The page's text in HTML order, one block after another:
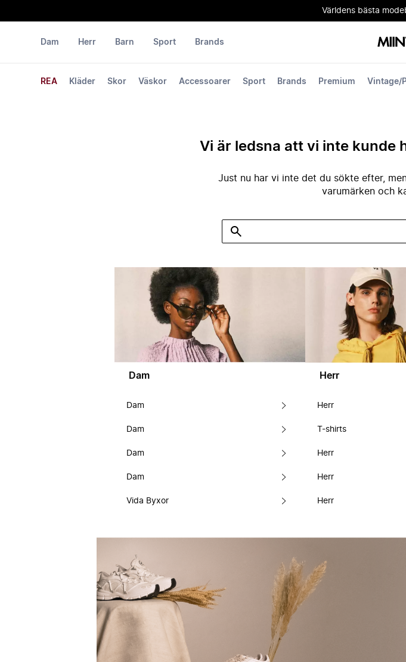
Världens bästa
Dam
REA Kläder Skor Väskor Accessoarer Sport Brands Premium Vintage/
Herr Barn Sport Brands
Vi är ledsna att vi inte kunde
Just nu har vi inte det du sökte efter,
varumärken och
Dam
Dam
Dam
Dam
Dam
Vida Byxor
Herr
Herr
T-shirts
Herr
Herr
Herr